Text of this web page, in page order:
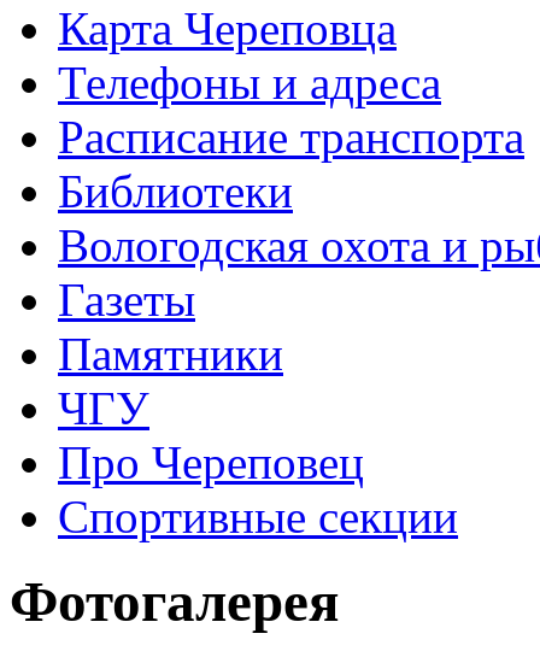
Карта Череповца
Телефоны и адреса
Расписание транспорта
Библиотеки
Вологодская охота и
Газеты
Памятники
ЧГУ
Про Череповец
Спортивные секции
Фотогалерея